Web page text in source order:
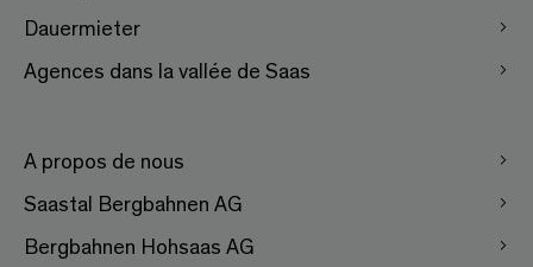
Dauermieter
Agences dans la vallée de Saas
A propos de nous
Saastal Bergbahnen AG
Bergbahnen Hohsaas AG